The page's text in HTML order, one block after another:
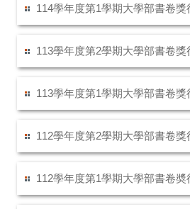
114學年度第1學期大學部書卷獎
113學年度第2學期大學部書卷獎
113學年度第1學期大學部書卷獎
112學年度第2學期大學部書卷獎
112學年度第1學期大學部書卷奬